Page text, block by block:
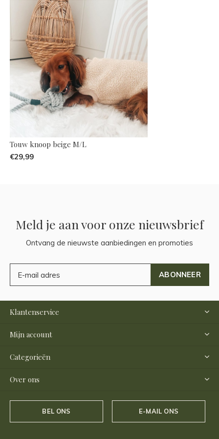
Touw knoop beige M/L
€29,99
Meld je aan voor onze nieuwsbrief
Ontvang de nieuwste aanbiedingen en promoties
ABONNEER
Klantenservice
Mijn account
Categorieën
Over ons
BEL ONS E-MAIL ONS